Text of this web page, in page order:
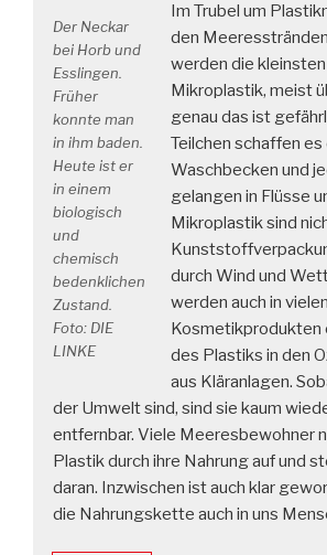
Der Neckar
bei Horb und
Esslingen.
Früher
konnte man
in ihm baden.
Heute ist er
in einem
biologisch
und
chemisch
bedenklichen
Zustand.
Foto: DIE
LINKE
Im Trubel um
den
werden die kleinsten
Mikroplastik, meist
genau das ist
Teilchen schaffen
Waschbecken und
gelangen in Flüsse
Mikroplastik sind
durch Wind und
werden auch in
Kosmetikprodukten
des Plastiks in den
aus Kläranlagen.
der Umwelt sind, sind sie kaum
entfernbar. Viele Meeresbewohner
Plastik durch ihre Nahrung auf und
daran. Inzwischen ist auch klar
die Nahrungskette auch in uns